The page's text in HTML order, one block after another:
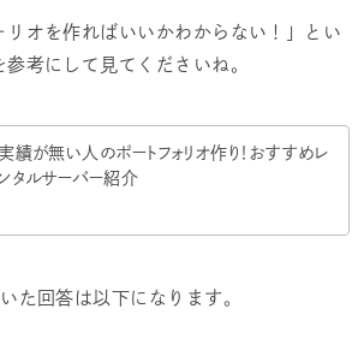
リオを作ればいいかわからない！」とい
考にして見てくださいね。
績が無い人のポートフォリオ作り！おすすめレ
タルサーバー紹介
た回答は以下になります。